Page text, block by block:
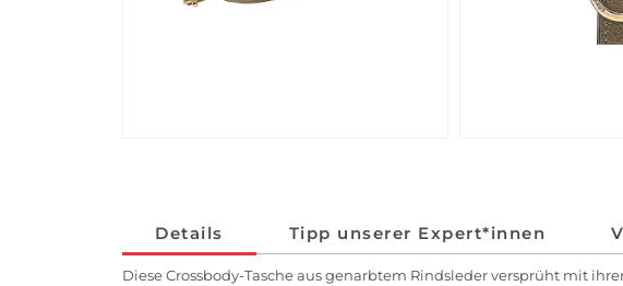
Details Tipp unserer Expert*innen
Diese Crossbody-Tasche aus genarbtem Rindsleder versprüht mit